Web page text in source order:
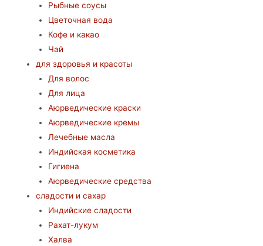
Рыбные соусы
Цветочная вода
Кофе и какао
Чай
для здоровья и красоты
Для волос
Для лица
Аюрведические краски
Аюрведические кремы
Лечебные масла
Индийская косметика
Гигиена
Аюрведические средства
сладости и сахар
Индийские сладости
Рахат-лукум
Халва